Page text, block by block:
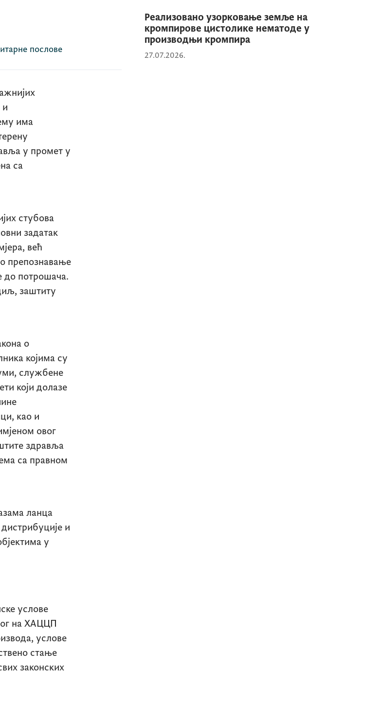
послове
и
има
у промет у
са
стубова
задатак
већ
препознавање
до потрошача.
заштиту
о
којима су
службене
који долазе
као и
овог
здравља
са правном
ланца
и
у
услове
на ХАЦЦП
услове
стање
законских
Реализовано узорковање земље на
кромпирове цистолике нематоде у
производњи кромпира
27.07.2026.